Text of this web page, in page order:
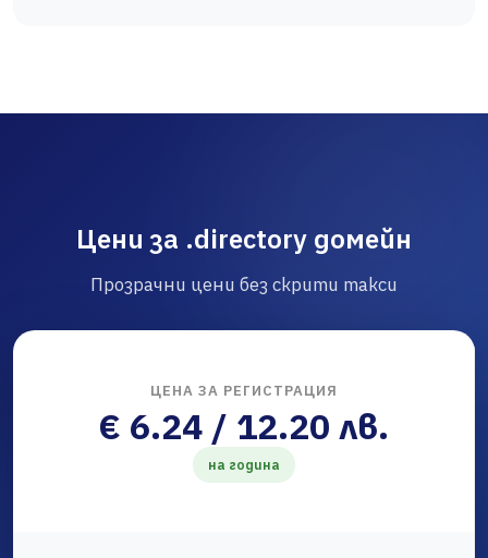
Цени за .directory домейн
Прозрачни цени без скрити такси
ЦЕНА ЗА РЕГИСТРАЦИЯ
€ 6.24 / 12.20 лв.
на година